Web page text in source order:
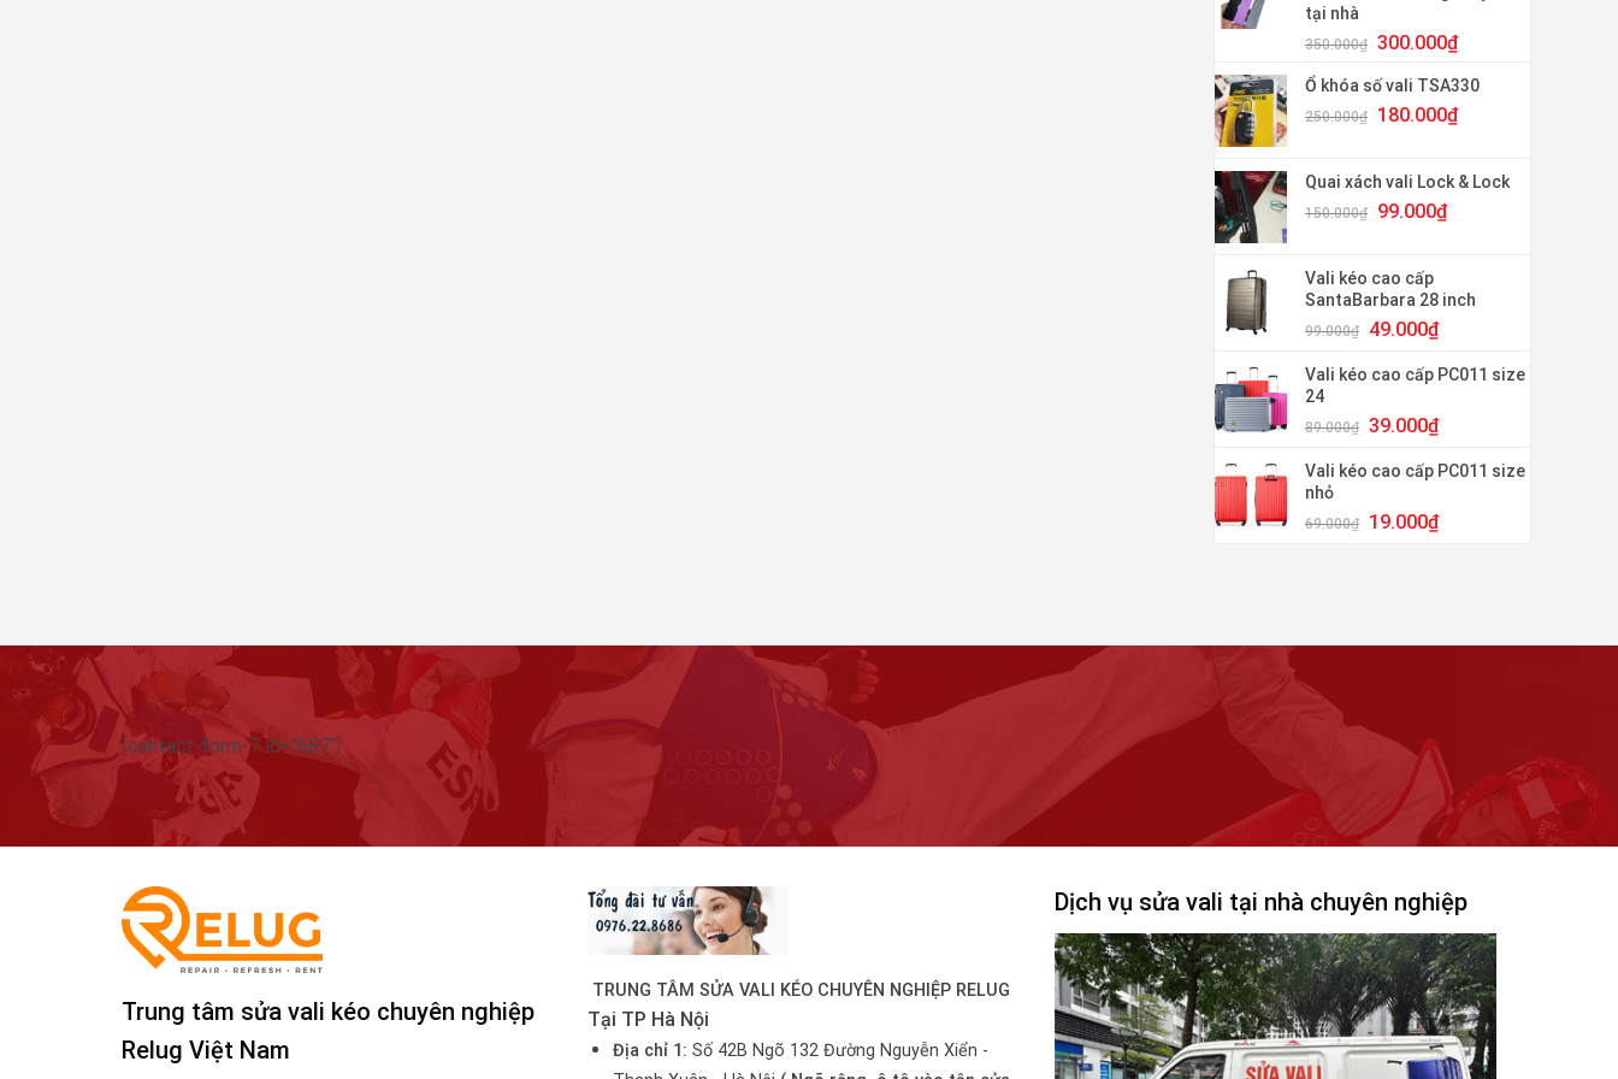
tại nhà
350.000₫ Giá
là:
350.000₫.
300.000₫Giá
tại
là:
300.000₫.
Ổ khóa số vali TSA330
250.000₫
Giá
250.000₫.
180.000₫Giá
là:
Quai xách vali Lock & Lock
150.000₫
Giá
150.000₫.
99.000₫Giá
99.000₫.
Vali kéo cao cấp
SantaBarbara 28 inch
99.000₫
Giá
là:
49.000₫Giá
tại
49.000₫.
Vali kéo cao cấp PC011 size
24
89.000₫ Giá
là:
39.000₫Giá
tại
39.000₫.
Vali kéo cao cấp PC011 size
nhỏ
69.000₫
Giá
19.000₫Giá
[contact-form-7 id="687"]
Trung tâm sửa vali kéo chuyên nghiệp
Relug Việt Nam
TRUNG TÂM SỬA VALI KÉO CHUYÊN NGHIỆP RELUG
Tại TP Hà Nội
Địa chỉ 1: Số 42B Ngõ 132 Đường Nguyễn Xiển -
Dịch vụ sửa vali tại nhà chuyên nghiệp